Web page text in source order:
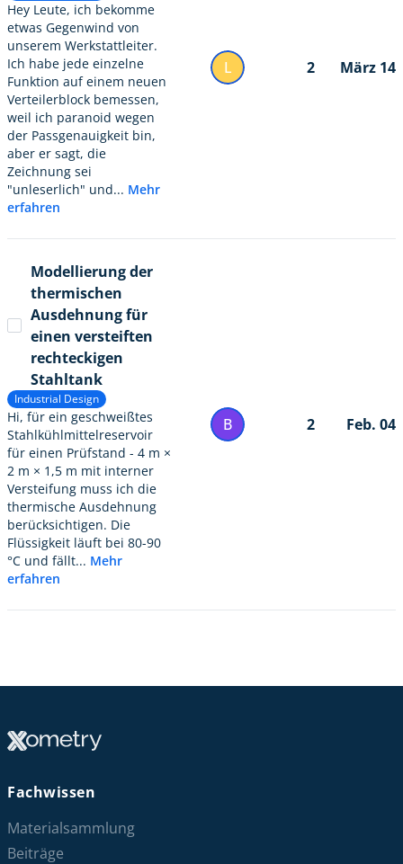
Hey Leute, ich bekomme
etwas Gegenwind von
unserem Werkstattleiter.
Ich habe jede einzelne
Funktion auf einem neuen
Verteilerblock bemessen,
weil ich paranoid wegen
der Passgenauigkeit bin,
aber er sagt, die
Zeichnung sei
"unleserlich" und... Mehr
erfahren
L 2 März 14
Modellierung der
thermischen
Ausdehnung für
einen versteiften
rechteckigen
Stahltank
Industrial Design
Hi, für ein geschweißtes
Stahlkühlmittelreservoir
für einen Prüfstand - 4 m ×
2 m × 1,5 m mit interner
Versteifung muss ich die
thermische Ausdehnung
berücksichtigen. Die
Flüssigkeit läuft bei 80-90
°C und fällt... Mehr
erfahren
B 2 Feb. 04
Fachwissen
Materialsammlung
Beiträge